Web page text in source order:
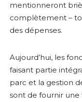
mentionneront
complètement –
des dépenses.
Aujourd’hui, les
faisant partie
parc et la gestion
sont de fournir une